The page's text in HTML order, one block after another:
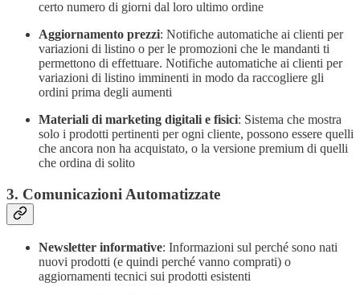
certo numero di giorni dal loro ultimo ordine
Aggiornamento prezzi: Notifiche automatiche ai clienti per
variazioni di listino o per le promozioni che le mandanti ti
permettono di effettuare. Notifiche automatiche ai clienti per
variazioni di listino imminenti in modo da raccogliere gli
ordini prima degli aumenti
Materiali di marketing digitali e fisici: Sistema che mostra
solo i prodotti pertinenti per ogni cliente, possono essere quelli
che ancora non ha acquistato, o la versione premium di quelli
che ordina di solito
3. Comunicazioni Automatizzate
Newsletter informative: Informazioni sul perché sono nati
nuovi prodotti (e quindi perché vanno comprati) o
aggiornamenti tecnici sui prodotti esistenti